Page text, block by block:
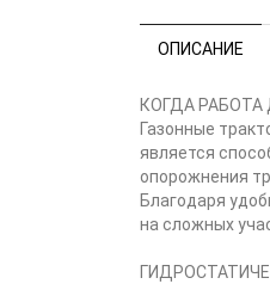
ОПИСАНИЕ
КОГДА
Газонные
является
опорожнения
Благодаря
на сложных